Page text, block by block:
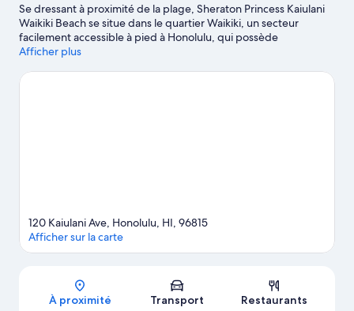
Se dressant à proximité de la plage, Sheraton Princess Kaiulani
Waikiki Beach se situe dans le quartier Waikiki, un secteur
facilement accessible à pied à Honolulu, qui possède
d'excellentes boutiques. Si vous avez envie de magasiner, ces
Beach Walk, et si vous souhaitez découvrir la beauté naturelle de
Afficher plus
Carte
120 Kaiulani Ave, Honolulu, HI, 96815
Afficher sur la carte
À proximité Transport Restaurants